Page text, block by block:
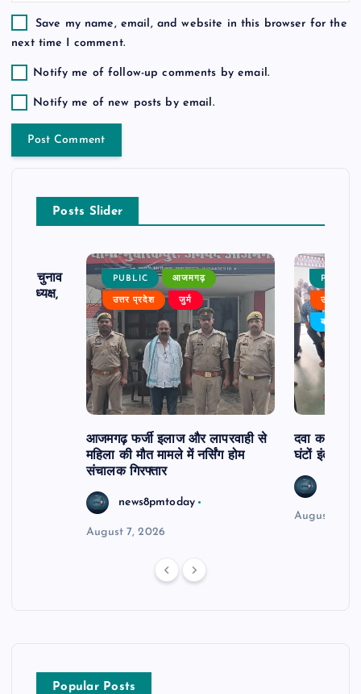
Save my name, email, and website in this browser for the
next time I comment.
Notify me of follow-up comments by email.
Notify me of new posts by email.
Posts Slider
का चुनाव
बने अध्यक्ष,
PUBLIC आजमगढ़
उत्तर प्रदेश जुर्म
आजमगढ़ फर्जी इलाज और लापरवाही से
महिला की मौत मामले में नर्सिंग होम
संचालक गिरफ्तार
news8pmtoday
August 7, 2026
PUBLIC
उत्तर
बड़ी खबर
दवा कक्ष में
घंटों इंतजार
August 6,
Popular Posts